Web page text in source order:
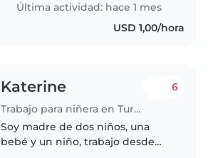
Última actividad: hace 1 mes
USD 1,00/hora
Katerine
Trabajo para niñera en Turmero
6
Soy madre de dos niños, una
bebé y un niño, trabajo desde